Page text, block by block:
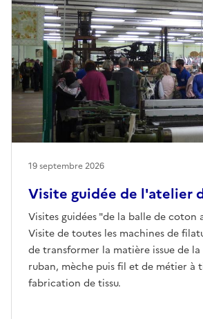
Visite guidée de l'atelier
Visites guidées "de la balle de coton
Visite de toutes les machines de
de transformer la matière issue de
ruban, mèche puis fil et de métier à
fabrication de tissu.
19 septembre 2026